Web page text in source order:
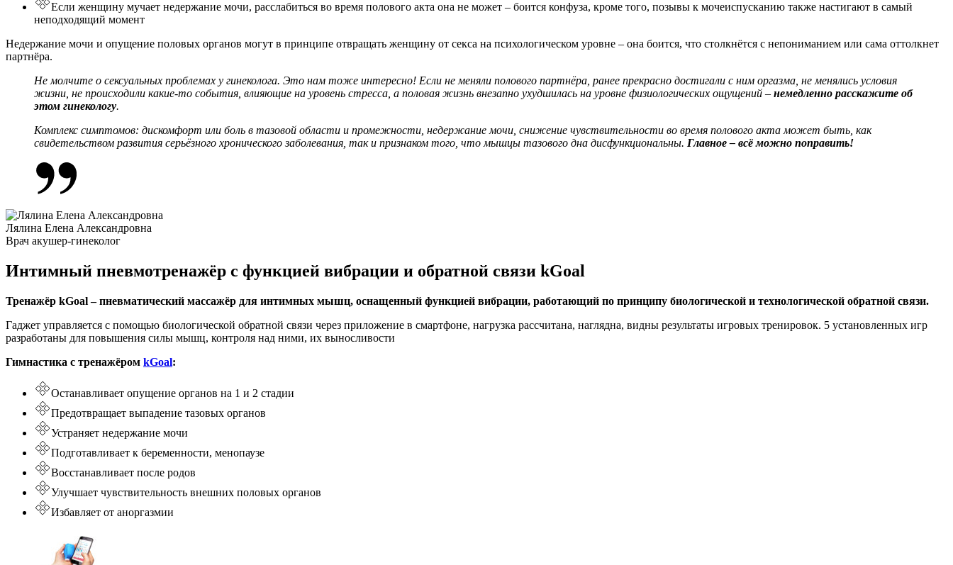
Если женщину мучает недержание мочи, расслабиться во время полового акта она не может – боится конфуза, кроме того, позывы к мочеиспусканию также настигают в самый
неподходящий момент
Недержание мочи и опущение половых органов могут в принципе отвращать женщину от секса на психологическом уровне – она боится, что столкнётся с непониманием или сама оттолкнет
партнёра.
Не молчите о сексуальных проблемах у гинеколога. Это нам тоже интересно! Если не меняли полового партнёра, ранее прекрасно достигали с ним оргазма, не менялись условия
жизни, не происходили какие-то события, влияющие на уровень стресса, а половая жизнь внезапно ухудшилась на уровне физиологических ощущений – немедленно расскажите об
этом гинекологу.
Комплекс симптомов: дискомфорт или боль в тазовой области и промежности, недержание мочи , снижение чувствительности во время полового акта может быть, как
свидетельством развития серьёзного хронического заболевания, так и признаком того, что мышцы тазового дна дисфункциональны. Главное – всё можно поправить!
Лялина Елена Александровна
Врач акушер-гинеколог
Интимный пневмотренажёр с функцией вибрации и обратной связи kGoal
Тренажёр kGoal – пневматический массажёр для интимных мышц, оснащенный функцией вибрации, работающий по принципу биологической и технологической обратной связи.
Гаджет управляется с помощью биологической обратной связи через приложение в смартфоне, нагрузка рассчитана, наглядна, видны результаты игровых тренировок. 5 установленных игр
разработаны для повышения силы мышц, контроля над ними, их выносливости
Гимнастика с тренажёром kGoal:
Останавливает опущение органов на 1 и 2 стадии
Предотвращает выпадение тазовых органов
Устраняет недержание мочи
Подготавливает к беременности, менопаузе
Восстанавливает после родов
Улучшает чувствительность внешних половых органов
Избавляет от аноргазмии